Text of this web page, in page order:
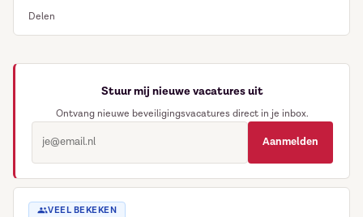
Delen
Stuur mij nieuwe vacatures uit
Ontvang nieuwe beveiligingsvacatures direct in je inbox.
Aanmelden
VEEL BEKEKEN